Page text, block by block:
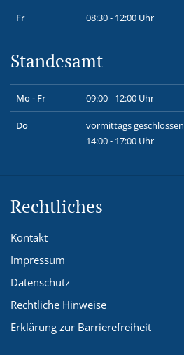
Fr 08:30 - 12:00 Uhr
Standesamt
Mo - Fr 09:00 - 12:00 Uhr
Do
vormittags geschlossen
14:00 - 17:00 Uhr
Rechtliches
Kontakt
Impressum
Datenschutz
Rechtliche Hinweise
Erklärung zur Barrierefreiheit